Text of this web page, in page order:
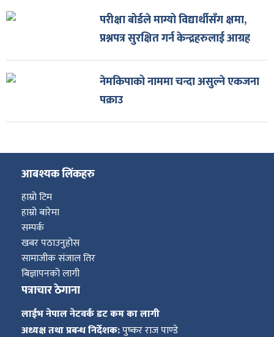
परीक्षा बोर्डले माग्यो विद्यार्थीसँग क्षमा,
प्रश्नपत्र सुरक्षित गर्न केन्द्रहरुलाई आग्रह
नेमकिपाको नाममा चन्दा असुल्ने एकजना
पक्राउ
आबश्यक लिंकहरु
हाम्रो टिम
हाम्रो बारेमा
सम्पर्क
खबर पठाउनुहोस
सामाजीक संजाल तिर
बिज्ञापनको लागी
पत्राचार ठेगाना
लाईभ नेपाल नेटवर्क डट कम का लागी
अध्यक्ष तथा प्रबन्ध निर्देशक:पुष्कर राज पाण्डे